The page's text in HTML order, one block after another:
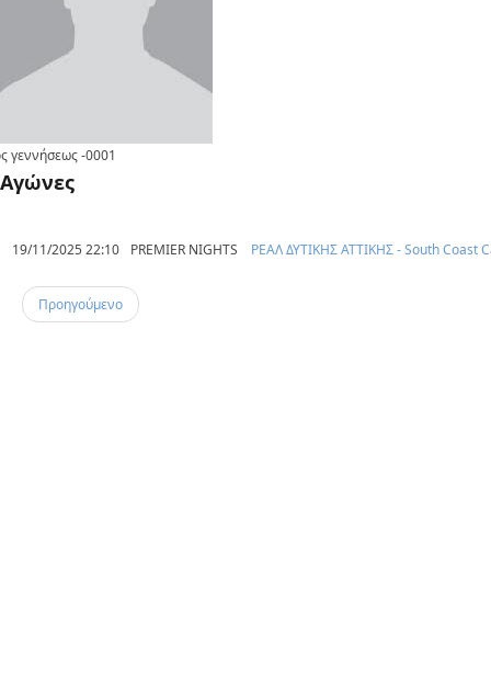
γεννήσεως-0001
Αγώνες
19/11/2025 22:10 PREMIER NIGHTS ΡΕΑΛ ΔΥΤΙΚΗΣ ΑΤΤΙΚΗΣ - South Coast
Προηγούμενο